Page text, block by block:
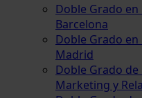
Doble Grado
Barcelona
Doble Grado
Madrid
Doble Grado
Marketing y